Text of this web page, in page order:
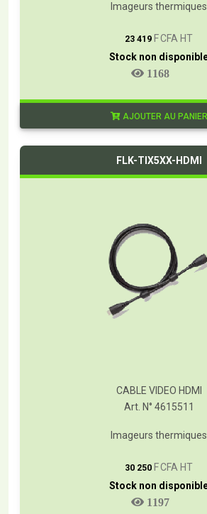
Imageurs thermiques
23 419 F CFA HT
Stock non
1168
AJOUTER AU PANIER
FLK-TIX5XX-HDMI
CABLE VIDEO HDMI
Art. N° 4615511
Imageurs thermiques
30 250 F CFA HT
Stock non
1197